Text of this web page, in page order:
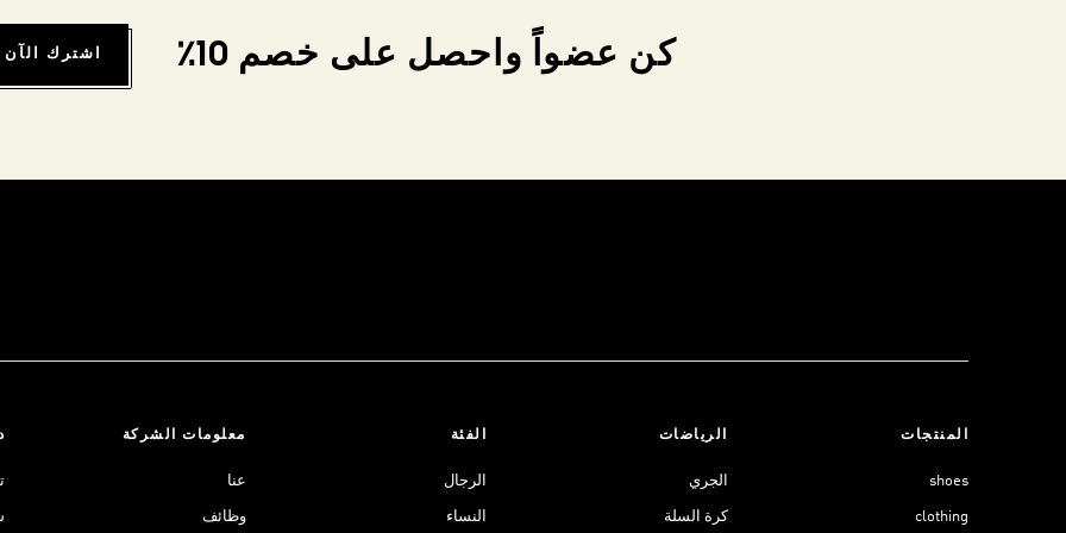
كن عضواً واحصل على خصم 10٪ اشترك الآن
المنتجات
shoes
clothing
الرياضات
الجري
كرة السلة
الفئة
الرجال
النساء
معلومات الشركة
عنا
وظائف